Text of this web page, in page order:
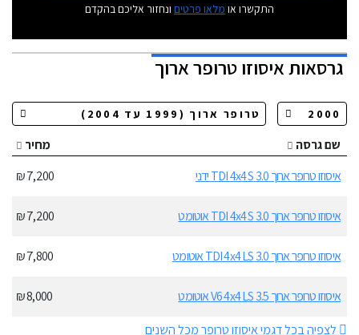
התקשרו או מלאו פרטים ונחזור אליכם בהקדם
גרסאותאיסוזו טרופר ארוך
שם גרסה
מחיר
איסוזו טרופר ארוך 3.0 TDI 4x4 S ידני
7,200 ₪
איסוזו טרופר ארוך 3.0 TDI 4x4 S אוטומט 7,200 ₪
איסוזו טרופר ארוך 3.0 TDI 4x4 LS אוטומט 7,800 ₪
איסוזו טרופר ארוך 3.5 V6 4x4 LS אוטומט
8,000 ₪
לצפיה בכל דגמי איסוזו טרופר מכל השנים